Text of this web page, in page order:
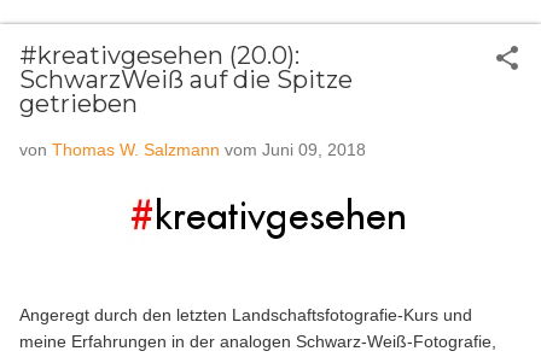
#kreativgesehen (20.0):
SchwarzWeiß auf die Spitze
getrieben
von Thomas W. Salzmann vom Juni 09, 2018
Angeregt durch den letzten Landschaftsfotografie-Kurs und
meine Erfahrungen in der analogen Schwarz-Weiß-Fotografie,